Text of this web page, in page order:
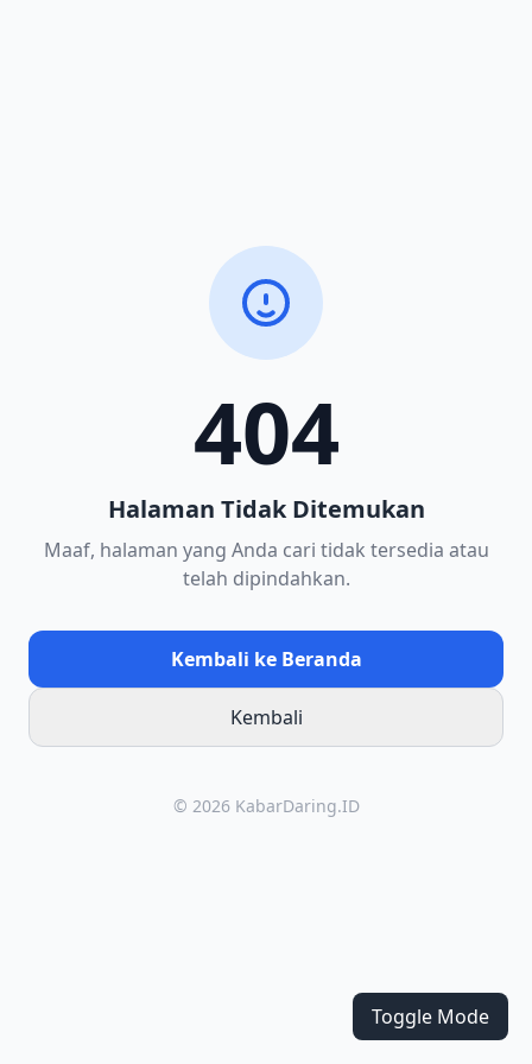
404
Halaman Tidak Ditemukan
Maaf, halaman yang Anda cari tidak tersedia atau
telah dipindahkan.
Kembali ke Beranda
Kembali
© 2026 KabarDaring.ID
Toggle Mode